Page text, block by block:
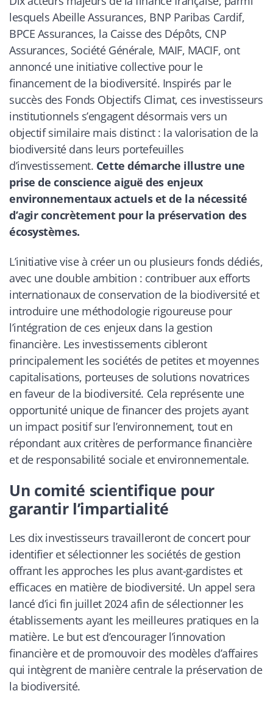
lesquels Abeille Assurances, BNP Paribas Cardif,
BPCE Assurances, la Caisse des Dépôts, CNP
Assurances, Société Générale, MAIF, MACIF, ont
annoncé une initiative collective pour le
financement de la biodiversité. Inspirés par le
succès des Fonds Objectifs Climat, ces investisseurs
institutionnels s’engagent désormais vers un
objectif similaire mais distinct : la valorisation de la
biodiversité dans leurs portefeuilles
d’investissement. Cette démarche illustre une
prise de conscience aiguë des enjeux
environnementaux actuels et de la nécessité
d’agir concrètement pour la préservation des
écosystèmes.
L’initiative vise à créer un ou plusieurs fonds dédiés,
avec une double ambition : contribuer aux efforts
internationaux de conservation de la biodiversité et
introduire une méthodologie rigoureuse pour
l’intégration de ces enjeux dans la gestion
financière. Les investissements cibleront
principalement les sociétés de petites et moyennes
capitalisations, porteuses de solutions novatrices
en faveur de la biodiversité. Cela représente une
opportunité unique de financer des projets ayant
un impact positif sur l’environnement, tout en
répondant aux critères de performance financière
et de responsabilité sociale et environnementale.
Un comité scientifique pour
garantir l’impartialité
Les dix investisseurs travailleront de concert pour
identifier et sélectionner les sociétés de gestion
offrant les approches les plus avant-gardistes et
efficaces en matière de biodiversité. Un appel sera
lancé d’ici fin juillet 2024 afin de sélectionner les
établissements ayant les meilleures pratiques en la
matière. Le but est d’encourager l’innovation
financière et de promouvoir des modèles d’affaires
qui intègrent de manière centrale la préservation de
la biodiversité.